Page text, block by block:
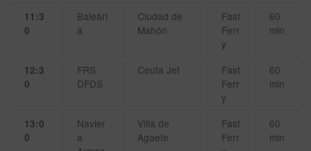
11:3
0
Baleàri
a
Ciudad de
Mahón
Fast
Ferr
y
60
min
12:3
0
FRS
DFDS
Ceuta Jet
Fast
Ferr
y
60
min
13:0
0
Navier
a
Villa de
Agaete
Fast
Ferr
60
min